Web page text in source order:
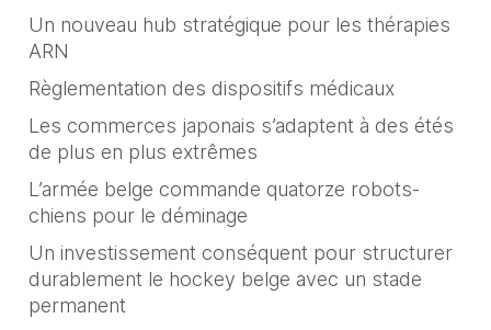
Un nouveau hub stratégique pour les thérapies
ARN
Règlementation des dispositifs médicaux
Les commerces japonais s’adaptent à des étés
de plus en plus extrêmes
L’armée belge commande quatorze robots-
chiens pour le déminage
Un investissement conséquent pour structurer
durablement le hockey belge avec un stade
permanent